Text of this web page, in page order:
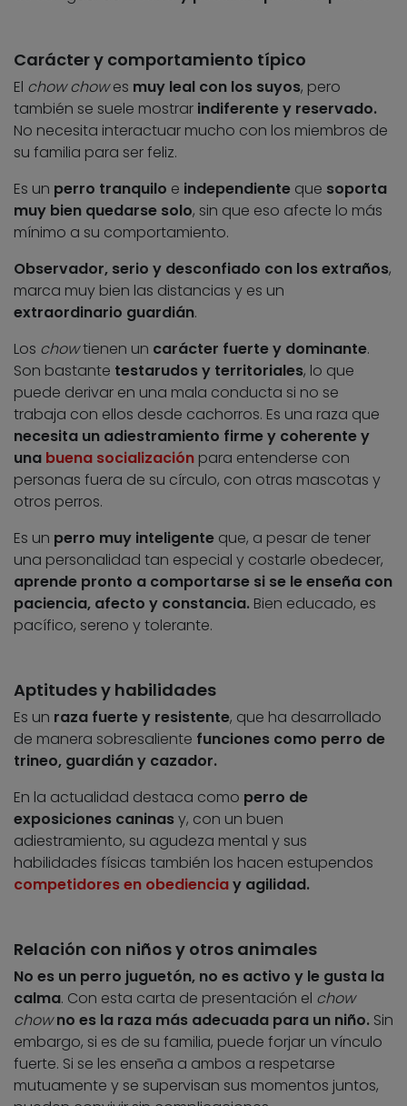
Carácter y comportamiento típico
El chow chowes muy leal con los suyos, pero
también se suele mostrar indiferente y reservado.
No necesita interactuar mucho con los miembros de
su familia para ser feliz.
Es un perro tranquilo e independiente que soporta
muy bien quedarse solo, sin que eso afecte lo más
mínimo a su comportamiento.
Observador, serio y desconfiado con los extraños,
marca muy bien las distancias y es un
extraordinario guardián.
Los chowtienen un carácter fuerte y dominante.
Son bastante testarudos y territoriales, lo que
puede derivar en una mala conducta si no se
trabaja con ellos desde cachorros. Es una raza que
necesita un adiestramiento firme y coherente y
una buena socialización para entenderse con
personas fuera de su círculo, con otras mascotas y
otros perros.
Es un perro muy inteligente que, a pesar de tener
una personalidad tan especial y costarle obedecer,
aprende pronto a comportarse si se le enseña con
paciencia, afecto y constancia. Bien educado, es
pacífico, sereno y tolerante.
Aptitudes y habilidades
Es un raza fuerte y resistente, que ha desarrollado
de manera sobresaliente funciones como perro de
trineo, guardián y cazador.
En la actualidad destaca como perro de
exposiciones caninasy, con un buen
adiestramiento, su agudeza mental y sus
habilidades físicas también los hacen estupendos
competidores en obedienciay agilidad.
Relación con niños y otros animales
No es un perro juguetón, no es activo y le gusta la
calma. Con esta carta de presentación el chow
chow no es la raza más adecuada para un niño. Sin
embargo, si es de su familia, puede forjar un vínculo
fuerte. Si se les enseña a ambos a respetarse
mutuamente y se supervisan sus momentos juntos,